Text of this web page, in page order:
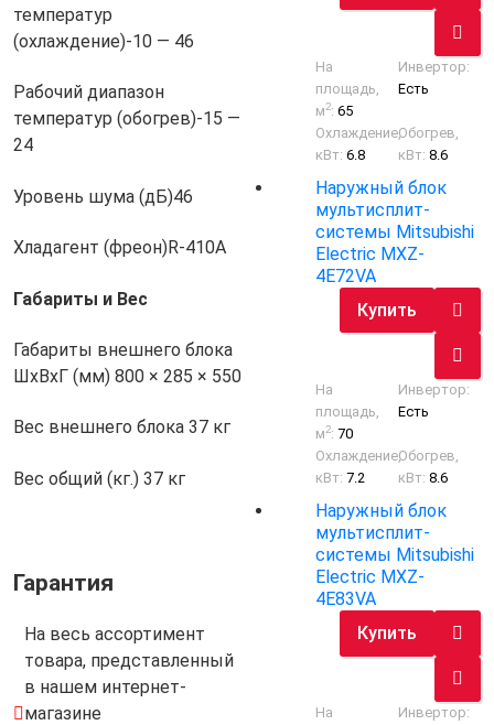
температур
(охлаждение)-10 — 46
Рабочий диапазон
температур (обогрев)-15 —
24
Уровень шума (дБ)46
Хладагент (фреон)R-410A
Габариты и Вес
Габариты внешнего блока
ШхВхГ (мм) 800 × 285 × 550
Вес внешнего блока 37 кг
Вес общий (кг.) 37 кг
Гарантия
На весь ассортимент
товара, представленный
в нашем интернет-
магазине
На
площадь,
м2:65
Инвертор:
Есть
Охлаждение,
кВт:6.8
Обогрев,
кВт:8.6
Наружный блок
мультисплит-
системы Mitsubishi
Electric MXZ-
4E72VA
Купить
На
площадь,
м2:70
Инвертор:
Есть
Охлаждение,
кВт:7.2
Обогрев,
кВт:8.6
Наружный блок
мультисплит-
системы Mitsubishi
Electric MXZ-
4E83VA
Купить
На
Инвертор: